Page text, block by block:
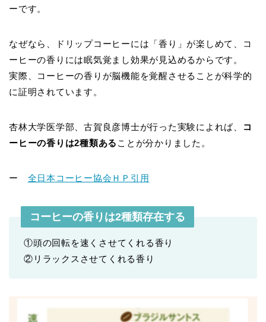
ーです。
なぜなら、ドリップコーヒーには「香り」が楽しめて、コ
ーヒーの香りには眠気覚まし効果が見込めるからです。
実際、コーヒーの香りが脳機能を覚醒させることが科学的
に証明されています。
杏林大学医学部、古賀良彦博士が行った実験によれば、
コ
ーヒーの香りは2種類ある ことが分かりました。
ー 全日本コーヒー協会ＨＰ引用
コーヒーの香りは2種類存在する
①頭の回転を速くさせてくれる香り
②リラックスさせてくれる香り